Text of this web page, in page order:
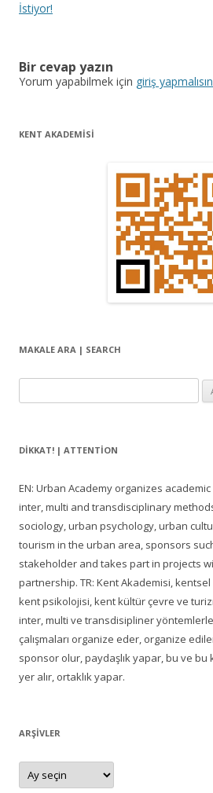
z
o
ş
İstiyor!
Bir cevap yazın
Yorum yapabilmek için giriş
KENT AKADEMİSİ
MAKALE ARA | SEARCH
DIKKAT! | ATTENTION
EN: Urban Academy organizes
inter, multi and transdisciplinary
sociology, urban psychology, urban
tourism in the urban area, sponsors
stakeholder and takes part in projects
partnership. TR: Kent Akademisi,
kent psikolojisi, kent kültür çevre ve
inter, multi ve transdisipliner
çalışmaları organize eder, organize
sponsor olur, paydaşlık yapar, bu ve
yer alır, ortaklık yapar.
ARŞIVLER
Arşivler